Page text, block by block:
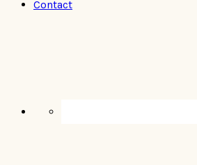
Contact